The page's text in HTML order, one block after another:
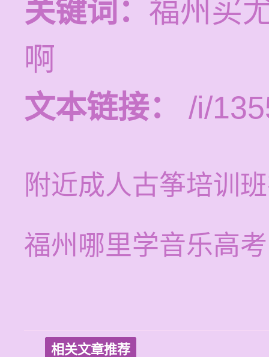
关键词： 福州买
啊
文本链接：
/i/
附近成人古筝培训
福州哪里学音乐高考
相关文章推荐